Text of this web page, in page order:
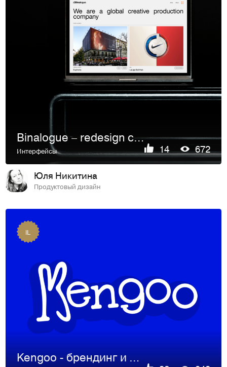
Binalogue – redesign concept
Интерфейсы 14 672
Юля Никитина
Продуктовый дизайн
IL
Kengoo - брендинг и дизайн персонажа